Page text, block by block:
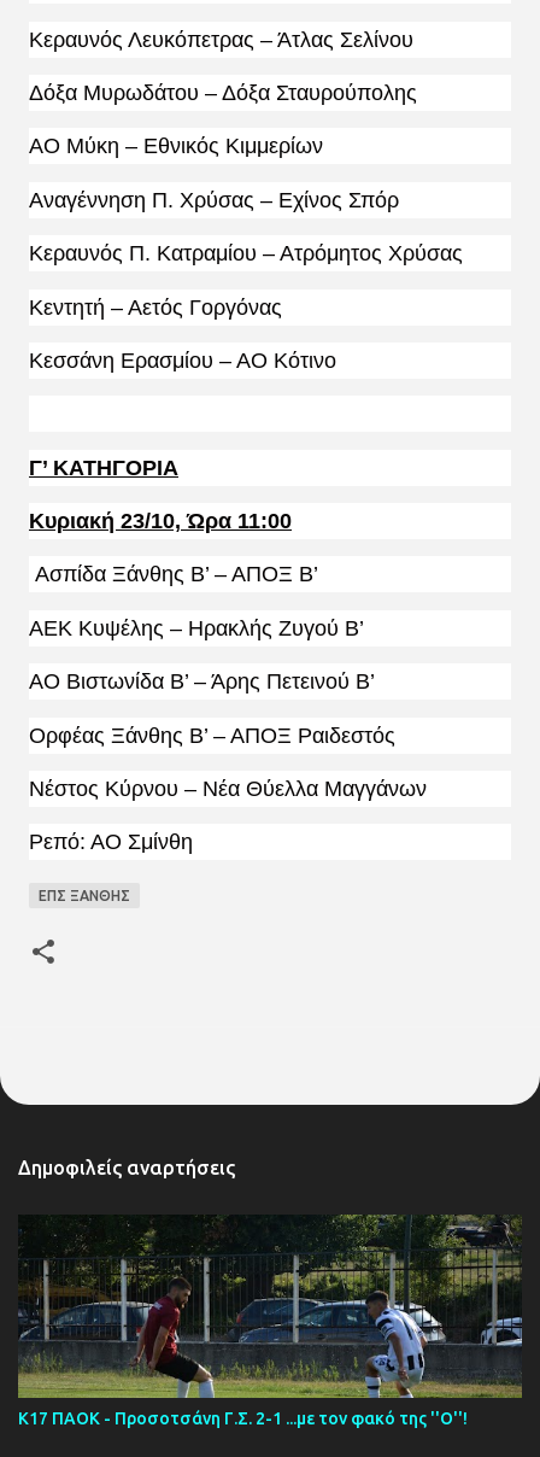
Κεραυνός Λευκόπετρας – Άτλας Σελίνου
Δόξα Μυρωδάτου – Δόξα Σταυρούπολης
ΑΟ Μύκη – Εθνικός Κιμμερίων
Αναγέννηση Π. Χρύσας – Εχίνος Σπόρ
Κεραυνός Π. Κατραμίου – Ατρόμητος Χρύσας
Κεντητή – Αετός Γοργόνας
Κεσσάνη Ερασμίου – ΑΟ Κότινο
Γ’ ΚΑΤΗΓΟΡΙΑ
Κυριακή 23/10, Ώρα 11:00
Ασπίδα Ξάνθης Β’ – ΑΠΟΞ Β’
ΑΕΚ Κυψέλης – Ηρακλής Ζυγού Β’
ΑΟ Βιστωνίδα Β’ – Άρης Πετεινού Β’
Ορφέας Ξάνθης Β’ – ΑΠΟΞ Ραιδεστός
Νέστος Κύρνου – Νέα Θύελλα Μαγγάνων
Ρεπό: ΑΟ Σμίνθη
ΕΠΣ ΞΑΝΘΗΣ
Δημοφιλείς αναρτήσεις
Κ17 ΠΑΟΚ - Προσοτσάνη Γ.Σ. 2-1 ...με τον φακό της ''Ο''!